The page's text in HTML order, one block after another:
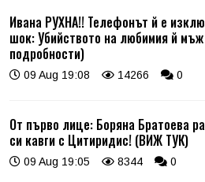
Ивана РУХНА!! Телефонът й е
шок: Убийството на любимия й
подробности)
09 Aug 19:08 14266 0
От първо лице: Боряна Братоева
си кавги с Цитиридис! (ВИЖ ТУК)
09 Aug 19:05 8344 0